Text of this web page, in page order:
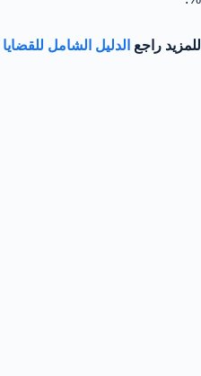
للمزيد راجع الدليل الشامل